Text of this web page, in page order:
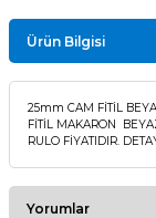
Ürün Bilgisi
25mm CAM FİTİL
FİTİL MAKARON
RULO FİYATIDIR.
Yorumlar